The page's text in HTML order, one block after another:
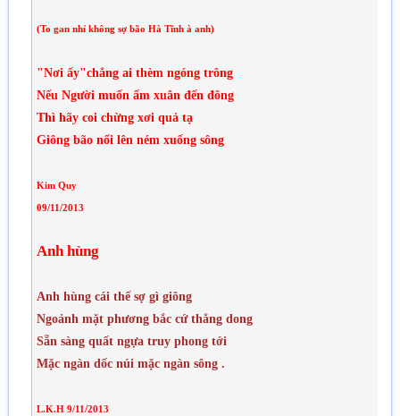
(To gan nhỉ không sợ bão Hà Tĩnh à anh)
"Nơi ấy"chẳng ai thèm ngóng trông
Nếu Người muốn ấm xuân đến đông
Thì hãy coi chừng xơi quả tạ
Giông bão nổi lên ném xuống sông
Kim Quy
09/11/2013
Anh hùng
Anh hùng cái thế sợ gì giông
Ngoảnh mặt phương bắc cứ thẳng dong
Sẵn sàng quất ngựa truy phong tới
Mặc ngàn dốc núi mặc ngàn sông .
L.K.H 9/11/2013